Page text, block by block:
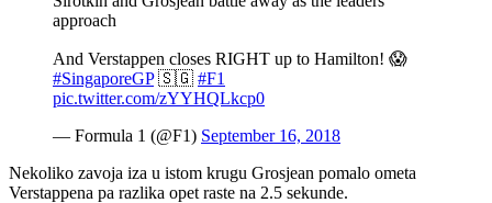
approach
And Verstappen closes RIGHT up to Hamilton! 😱
#SingaporeGP🇸🇬 #F1
pic.twitter.com/zYYHQLkcp0
— Formula 1 (@F1) September 16, 2018
Nekoliko zavoja iza u istom krugu Grosjean pomalo ometa
Verstappena pa razlika opet raste na 2.5 sekunde.